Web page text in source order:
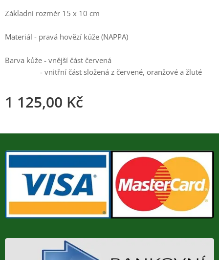
Základní rozměr 15 x 10 cm
Materiál - pravá hovězí kůže (NAPPA)
Barva kůže - vnější část červená
- vnitřní část složená z červené, oranžové a žluté
1 125,00 Kč